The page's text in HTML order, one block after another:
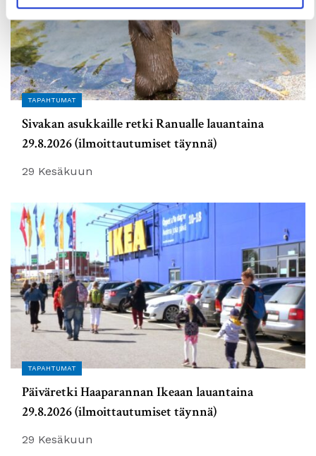
TAPAHTUMAT
Sivakan asukkaille retki Ranualle lauantaina
29.8.2026 (ilmoittautumiset täynnä)
29 Kesäkuun
TAPAHTUMAT
Päiväretki Haaparannan Ikeaan lauantaina
29.8.2026 (ilmoittautumiset täynnä)
29 Kesäkuun